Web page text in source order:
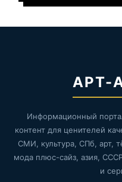
АРТ-
Информационный
контент для ценителей
СМИ, культура, СПб, арт,
мода плюс-сайз, азия,
и